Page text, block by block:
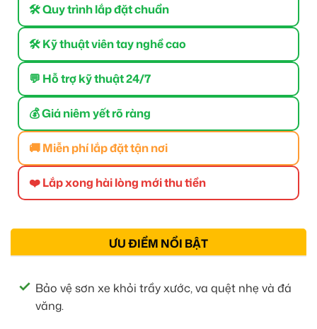
🛠 Quy trình lắp đặt chuẩn
🛠 Kỹ thuật viên tay nghề cao
💬 Hỗ trợ kỹ thuật 24/7
💰 Giá niêm yết rõ ràng
🚚 Miễn phí lắp đặt tận nơi
❤️ Lắp xong hài lòng mới thu tiền
ƯU ĐIỂM NỔI BẬT
Bảo vệ sơn xe khỏi trầy xước, va quệt nhẹ và đá
văng.